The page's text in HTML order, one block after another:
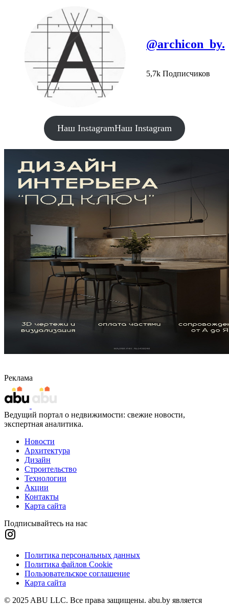
@archicon_by.
5,7k Подписчиков
Наш InstagramНаш Instagram
Реклама
Ведущий портал о недвижимости: свежие новости,
экспертная аналитика.
Новости
Архитектура
Дизайн
Строительство
Технологии
Акции
Контакты
Карта сайта
Подписывайтесь на нас
Политика персональных данных
Политика файлов Cookie
Пользовательское соглашение
Карта сайта
© 2025 ABU LLC. Все права защищены. abu.by является